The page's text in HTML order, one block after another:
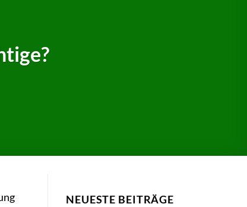
NEUESTE BEITRÄGE